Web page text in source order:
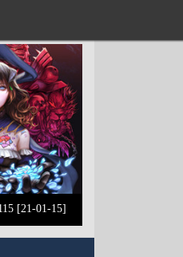
[21-01-15]